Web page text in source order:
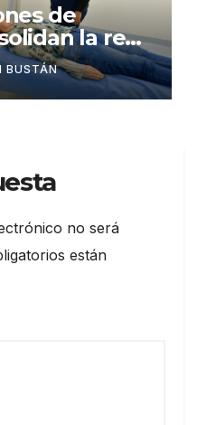
de
la red
BUSTÁN
no será
están